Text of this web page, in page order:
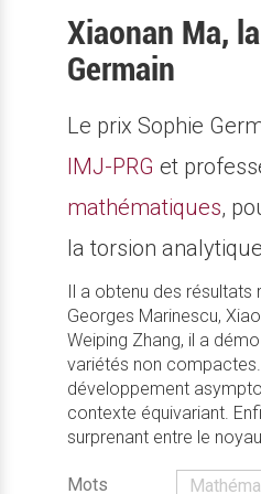
Xiaonan Ma,
Germain
Le prix Sophie
IMJ-PRG et
mathématiques,
la torsion
Il a obtenu des
Georges Marinescu,
Weiping Zhang, il a
variétés non
développement
contexte équivariant.
surprenant entre le
Mots